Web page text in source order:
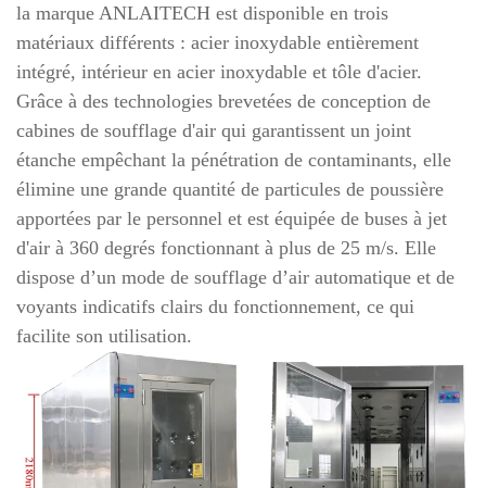
la marque ANLAITECH est disponible en trois
matériaux différents : acier inoxydable entièrement
intégré, intérieur en acier inoxydable et tôle d'acier.
Grâce à des technologies brevetées de conception de
cabines de soufflage d'air qui garantissent un joint
étanche empêchant la pénétration de contaminants, elle
élimine une grande quantité de particules de poussière
apportées par le personnel et est équipée de buses à jet
d'air à 360 degrés fonctionnant à plus de 25 m/s. Elle
dispose d’un mode de soufflage d’air automatique et de
voyants indicatifs clairs du fonctionnement, ce qui
facilite son utilisation.